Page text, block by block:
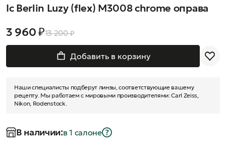
Ic Berlin Luzy (flex) M3008 chrome оправа
3 960 ₽13 200 ₽
Добавить в корзину
Наши специалисты подберут линзы, соответствующие вашему
рецепту. Мы работаем с мировыми производителями: Carl Zeiss,
Nikon, Rodenstock.
В наличии:в 1 салонe